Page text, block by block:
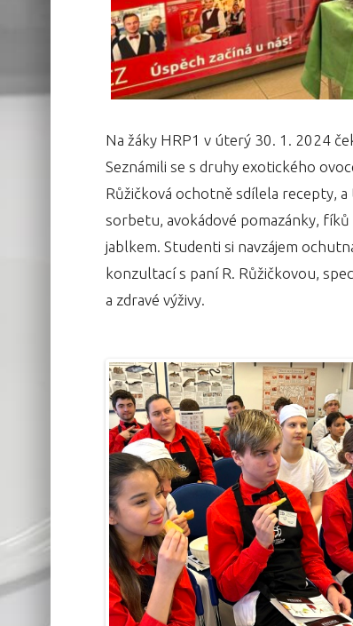
Na žáky HRP1 v úterý 30. 1. 2024
Seznámili se s druhy exotického
Růžičková ochotně sdílela recepty,
sorbetu, avokádové pomazánky,
jablkem. Studenti si navzájem
konzultací s paní R. Růžičkovou,
a zdravé výživy.